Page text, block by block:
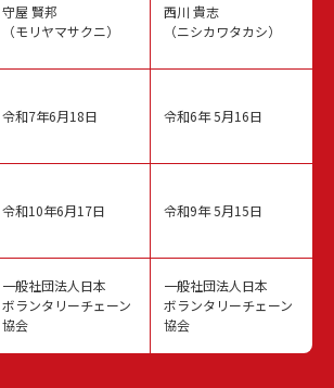
守屋 賢邦
（モリヤマサクニ）
令和7年6月18日
令和10年6月17日
一般社団法人日本
ボランタリーチェーン
協会
西川 貴志
（ニシカワタカシ）
令和6年 5月16日
令和9年 5月15日
一般社団法人日本
ボランタリーチェーン
協会